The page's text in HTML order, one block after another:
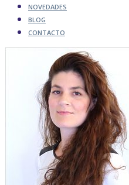
NOVEDADES
BLOG
CONTACTO